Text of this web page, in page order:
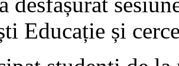
Educație și